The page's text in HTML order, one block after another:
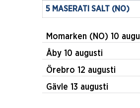
5 MASERATI SALT (NO)
Lopp 5
Häst
4 MIZZ EX
12 KOMANDO SIMONI
Momarken (NO) 10
Åby 10 augusti
Örebro 12 augusti
Gävle 13 augusti